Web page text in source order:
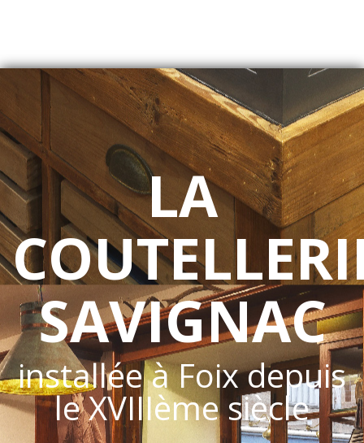
LA
SAVIGNAC
installée à Foix depuis
le XVIIIème siècle